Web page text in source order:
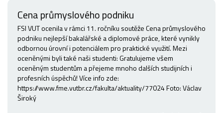
Cena průmyslového podniku
FSI VUT ocenila v rámci 11. ročníku soutěže Cena průmyslového
podniku nejlepší bakalářské a diplomové práce, které vynikly
odbornou úrovní i potenciálem pro praktické využití. Mezi
oceněnými byli také naši studenti: Gratulujeme všem
oceněným studentům a přejeme mnoho dalších studijních i
profesních úspěchů! Více info zde:
https://www.fme.vutbr.cz/fakulta/aktuality/77024 Foto: Václav
Široký